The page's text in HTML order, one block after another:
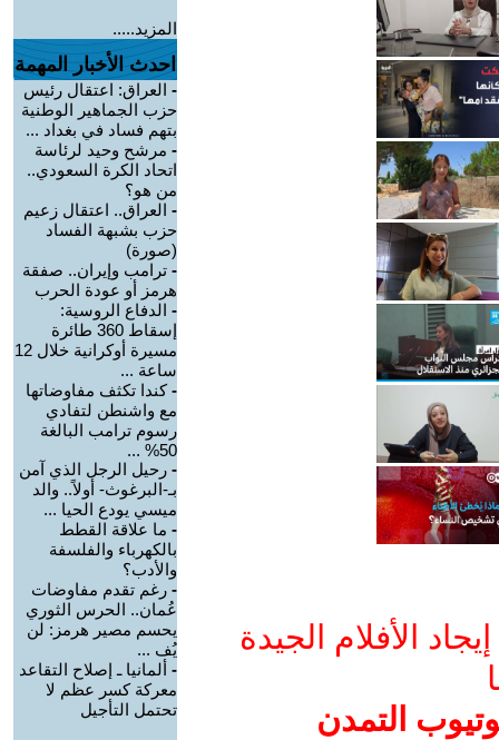
الأفلام الجيدة
التمدن
المزيد.....
احدث الأخبار المهمة
- العراق: اعتقال رئيس
حزب الجماهير الوطنية
بتهم فساد في بغداد ...
- مرشح وحيد لرئاسة
اتحاد الكرة السعودي..
من هو؟
- العراق.. اعتقال زعيم
حزب بشبهة الفساد
(صورة)
- ترامب وإيران.. صفقة
هرمز أو عودة الحرب
- الدفاع الروسية:
إسقاط 360 طائرة
مسيرة أوكرانية خلال 12
ساعة ...
-كندا تكثف مفاوضاتها
مع واشنطن لتفادي
رسوم ترامب البالغة
50% ...
- رحيل الرجل الذي آمن
بـ-البرغوث- أولاً.. والد
ميسي يودع الحيا ...
- ما علاقة القطط
بالكهرباء والفلسفة
والأدب؟
- رغم تقدم مفاوضات
عُمان.. الحرس الثوري
يحسم مصير هرمز: لن
يُف ...
- ألمانيا ـ إصلاح التقاعد
معركة كسر عظم لا
تحتمل التأجيل